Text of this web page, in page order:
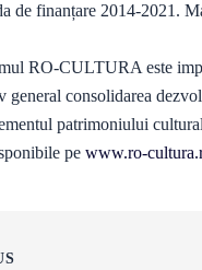
de finanțare 2014-2021.
RO-CULTURA este
general consolidarea
patrimoniului
pe www.ro-